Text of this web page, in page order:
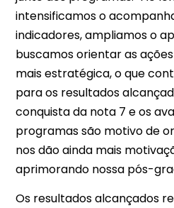
intensificamos o
indicadores, ampliamos o
buscamos orientar as
mais estratégica, o que
para os resultados
conquista da nota 7 e os
programas são motivo de
nos dão ainda mais
aprimorando nossa pós-
Os resultados alcançados